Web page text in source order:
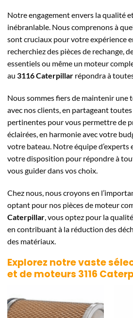
Notre engagement envers la qualité
inébranlable. Nous comprenons à
sont cruciaux pour votre expérience
recherchiez des pièces de rechange,
essentiels ou même un moteur
au 3116 Caterpillar répondra à
Nous sommes fiers de maintenir une
avec nos clients, en partageant
pertinentes pour vous permettre de
éclairées, en harmonie avec votre
votre bateau. Notre équipe d’experts
votre disposition pour répondre à
vous guider dans vos choix.
Chez nous, nous croyons en
optant pour nos pièces de moteur
Caterpillar , vous optez pour la
en contribuant à la réduction des
des matériaux.
Explorez notre vaste
et de moteurs 3116